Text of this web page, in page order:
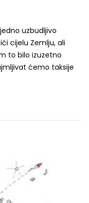
uzbudljivo
cijelu Zemlju, ali
to bilo izuzetno
ćemo taksije